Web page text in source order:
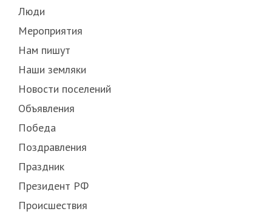
Люди
Мероприятия
Нам пишут
Наши земляки
Новости поселений
Объявления
Победа
Поздравления
Праздник
Президент РФ
Происшествия